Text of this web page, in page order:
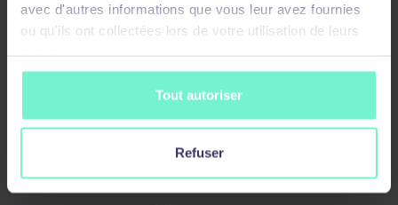
avec d'autres informations que vous leur avez fournies
ou qu'ils ont collectées lors de votre utilisation de leurs
Tout autoriser
Refuser
Les sous-interrogations
Sous-interrogations multilignes
Les operateurs de comparaison
multilignes
L’operateur existentiel EXISTS
Les requêtes corrélées